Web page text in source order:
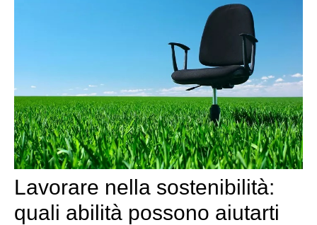
Lavorare nella sostenibilità:
quali abilità possono aiutarti